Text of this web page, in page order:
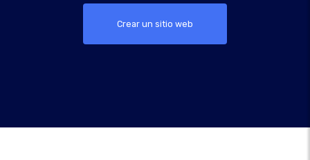
Crear un sitio web